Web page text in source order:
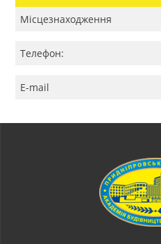
Місцезнаходження
Телефон:
E-mail